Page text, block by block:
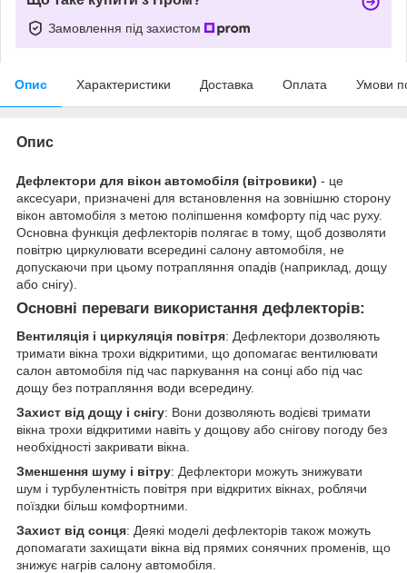
Замовлення під захистом
Опис Характеристики Доставка Оплата Умови
Опис
Дефлектори для вікон автомобіля (вітровики) - це
аксесуари, призначені для встановлення на зовнішню сторону
вікон автомобіля з метою поліпшення комфорту під час руху.
Основна функція дефлекторів полягає в тому, щоб дозволяти
повітрю циркулювати всередині салону автомобіля, не
допускаючи при цьому потрапляння опадів (наприклад, дощу
або снігу).
Основні переваги використання дефлекторів:
Вентиляція і циркуляція повітря: Дефлектори дозволяють
тримати вікна трохи відкритими, що допомагає вентилювати
салон автомобіля під час паркування на сонці або під час
дощу без потрапляння води всередину.
Захист від дощу і снігу: Вони дозволяють водієві тримати
вікна трохи відкритими навіть у дощову або снігову погоду без
необхідності закривати вікна.
Зменшення шуму і вітру: Дефлектори можуть знижувати
шум і турбулентність повітря при відкритих вікнах, роблячи
поїздки більш комфортними.
Захист від сонця: Деякі моделі дефлекторів також можуть
допомагати захищати вікна від прямих сонячних променів, що
знижує нагрів салону автомобіля.